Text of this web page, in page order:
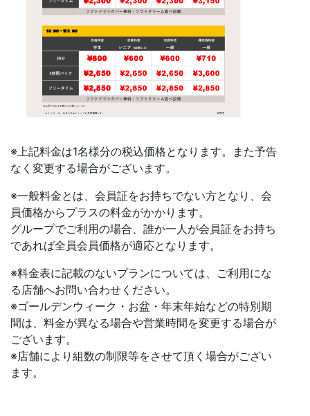
※上記料金は1名様分の税込価格となります。また予告
なく変更する場合がございます。
※一般料金とは、会員証をお持ちでない方となり、会
員価格からプラスの料金がかかります。
グループでご利用の場合、誰か一人が会員証をお持ち
であれば全員会員価格が適応となります。
※料金表に記載のないプランについては、ご利用にな
る店舗へお問い合わせください。
※ゴールデンウィーク・お盆・年末年始などの特別期
間は、料金が異なる場合や営業時間を変更する場合が
ございます。
※店舗により組数の制限等をさせて頂く場合がござい
ます。